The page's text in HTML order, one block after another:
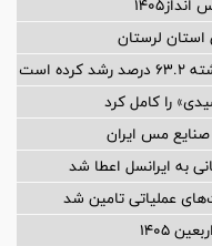
لرستان
است
را کامل کرد
مس ایران
به ایرانسل اعطا شد
۱۴۰۵